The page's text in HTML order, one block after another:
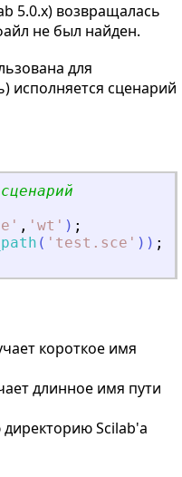
5.0.x) возвращалась
не был найден.
для
исполняется сценарий
' , ' wt ' ) ;
( ' test.sce ' ) ) ;
короткое имя
длинное имя пути
Scilab'а